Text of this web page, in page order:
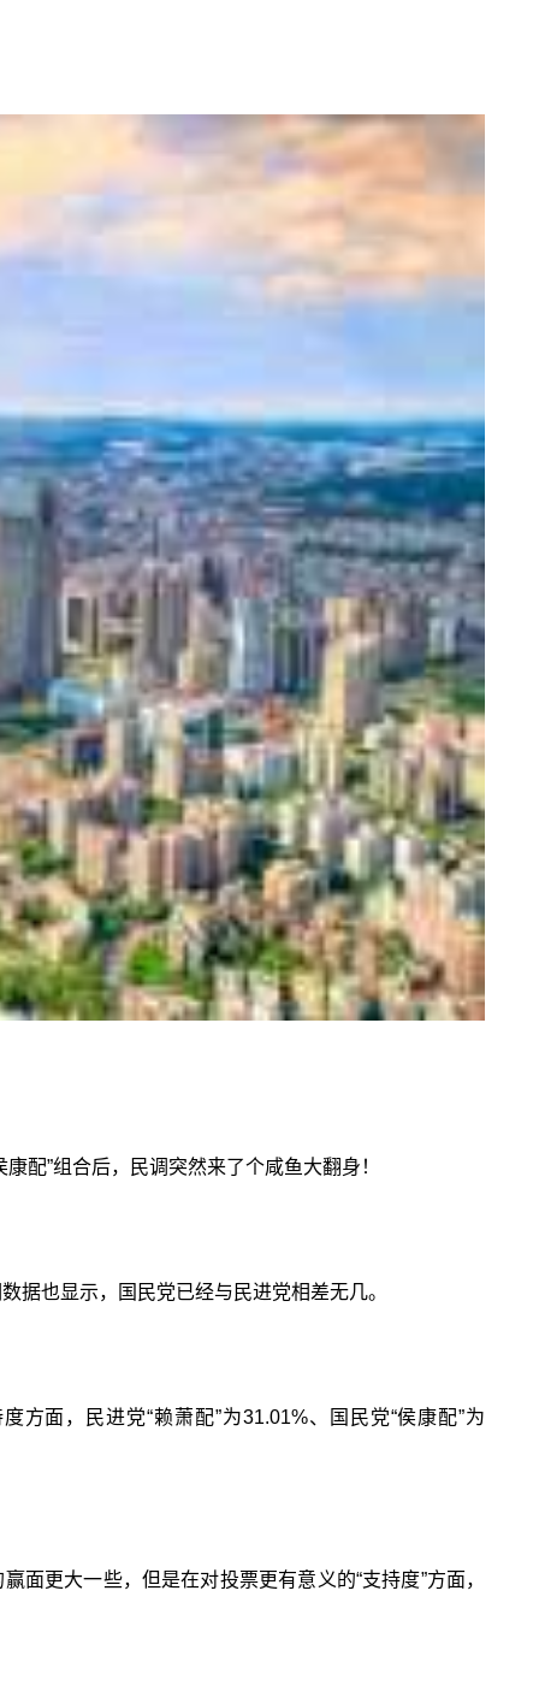
配”组合后，民调突然来了个咸鱼大翻身！
据也显示，国民党已经与民进党相差无几。
面，民进党“赖萧配”为31.01%、国民党“侯康配”为
面更大一些，但是在对投票更有意义的“支持度”方面，